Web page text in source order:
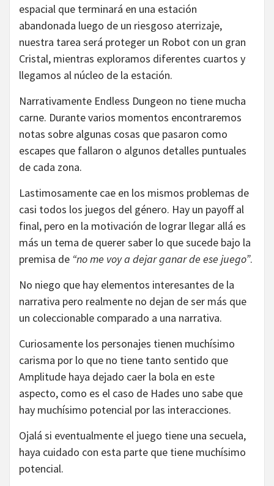
espacial que terminará en una estación
abandonada luego de un riesgoso aterrizaje,
nuestra tarea será proteger un Robot con un gran
Cristal, mientras exploramos diferentes cuartos y
llegamos al núcleo de la estación.
Narrativamente Endless Dungeon no tiene mucha
carne. Durante varios momentos encontraremos
notas sobre algunas cosas que pasaron como
escapes que fallaron o algunos detalles puntuales
de cada zona.
Lastimosamente cae en los mismos problemas de
casi todos los juegos del género. Hay un payoff al
final, pero en la motivación de lograr llegar allá es
más un tema de querer saber lo que sucede bajo la
premisa de “no me voy a dejar ganar de ese juego”.
No niego que hay elementos interesantes de la
narrativa pero realmente no dejan de ser más que
un coleccionable comparado a una narrativa.
Curiosamente los personajes tienen muchísimo
carisma por lo que no tiene tanto sentido que
Amplitude haya dejado caer la bola en este
aspecto, como es el caso de Hades uno sabe que
hay muchísimo potencial por las interacciones.
Ojalá si eventualmente el juego tiene una secuela,
haya cuidado con esta parte que tiene muchísimo
potencial.